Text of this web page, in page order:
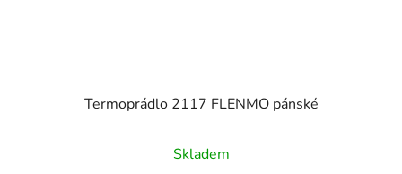
Termoprádlo 2117 FLENMO pánské
Skladem